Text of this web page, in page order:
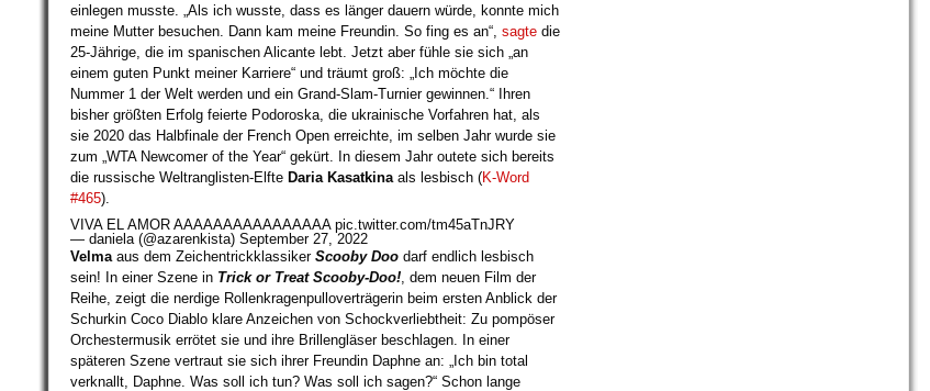
einlegen musste. „Als ich wusste, dass es länger dauern würde, konnte mich
meine Mutter besuchen. Dann kam meine Freundin. So fing es an“, sagte die
25-Jährige, die im spanischen Alicante lebt. Jetzt aber fühle sie sich „an
einem guten Punkt meiner Karriere“ und träumt groß: „Ich möchte die
Nummer 1 der Welt werden und ein Grand-Slam-Turnier gewinnen.“ Ihren
bisher größten Erfolg feierte Podoroska, die ukrainische Vorfahren hat, als
sie 2020 das Halbfinale der French Open erreichte, im selben Jahr wurde sie
zum „WTA Newcomer of the Year“ gekürt. In diesem Jahr outete sich bereits
die russische Weltranglisten-Elfte Daria Kasatkinaals lesbisch (K-Word
#465).
VIVA EL AMOR AAAAAAAAAAAAAAAA pic.twitter.com/tm45aTnJRY
— daniela (@azarenkista) September 27, 2022
Velma aus dem Zeichentrickklassiker Scooby Doo darf endlich lesbisch
sein! In einer Szene in Trick or Treat Scooby-Doo! , dem neuen Film der
Reihe, zeigt die nerdige Rollenkragenpulloverträgerin beim ersten Anblick der
Schurkin Coco Diablo klare Anzeichen von Schockverliebtheit: Zu pompöser
Orchestermusik errötet sie und ihre Brillengläser beschlagen. In einer
späteren Szene vertraut sie sich ihrer Freundin Daphne an: „Ich bin total
verknallt, Daphne. Was soll ich tun? Was soll ich sagen?“ Schon lange